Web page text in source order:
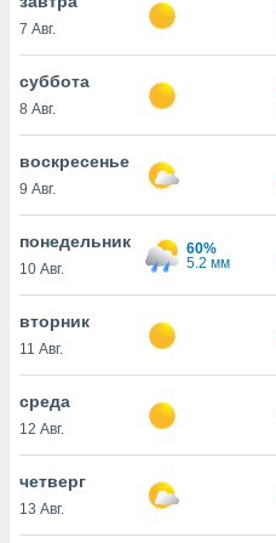
действия
на веб-
основе.
нашей
cookie
в
ВЫ
7 Авг.
суббота
8 Авг.
воскресенье
9 Авг.
понедельник
10 Авг.
60%
5.2 мм
вторник
11 Авг.
среда
12 Авг.
четверг
13 Авг.